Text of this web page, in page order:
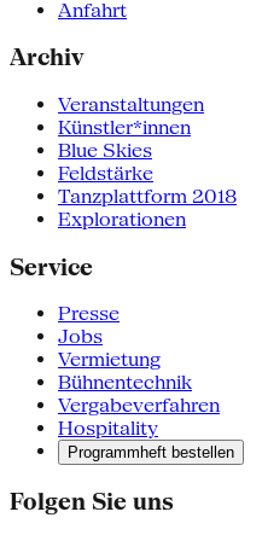
Anfahrt
Archiv
Veranstaltungen
Künstler*innen
Blue Skies
Feldstärke
Tanzplattform 2018
Explorationen
Service
Presse
Jobs
Vermietung
Bühnentechnik
Vergabeverfahren
Hospitality
Programmheft bestellen
Folgen Sie uns